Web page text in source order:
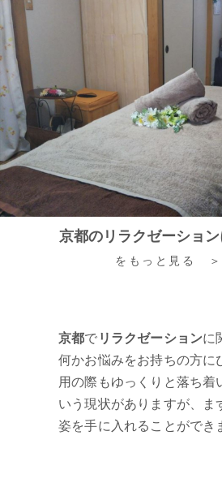
京都のリラクゼーショ
をもっと見る ＞
京都で リラクゼーションに
何かお悩みをお持ちの方に
用の際もゆっくりと落ち
いう現状がありますが、
姿を手に入れることができ